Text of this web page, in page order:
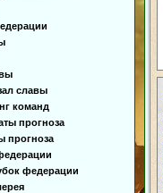
славы
команд
прогноза
прогноза
федерации